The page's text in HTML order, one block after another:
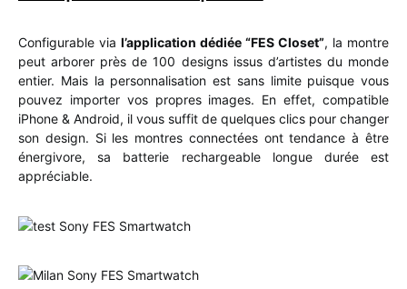
Configurable via l’application dédiée “FES Closet”, la montre
peut arborer près de 100 designs issus d’artistes du monde
entier. Mais la personnalisation est sans limite puisque vous
pouvez importer vos propres images. En effet, compatible
iPhone & Android, il vous suffit de quelques clics pour changer
son design. Si les montres connectées ont tendance à être
énergivore, sa batterie rechargeable longue durée est
appréciable.